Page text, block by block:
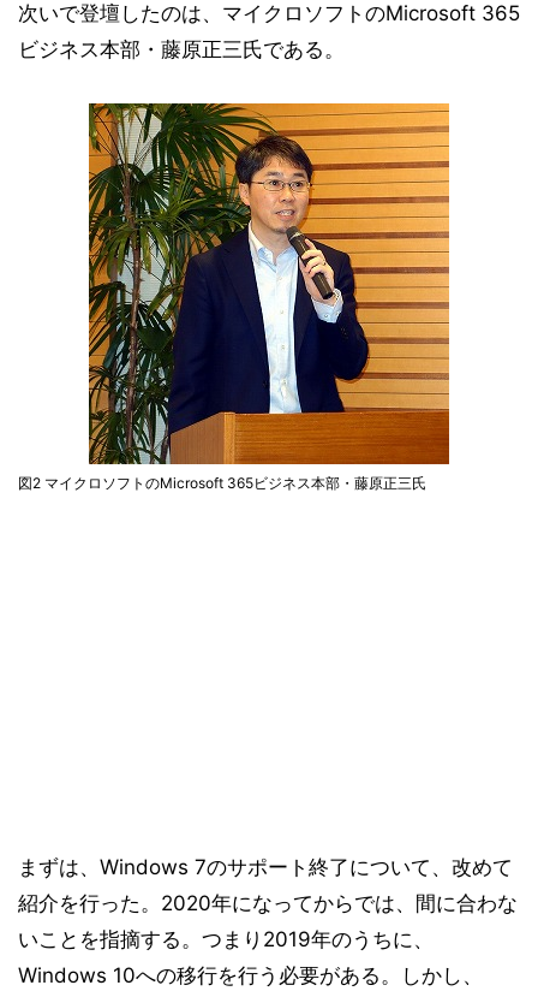
次いで登壇したのは、マイクロソフトのMicrosoft 365
ビジネス本部・藤原正三氏である。
図2 マイクロソフトのMicrosoft 365ビジネス本部・藤原正三氏
まずは、Windows 7のサポート終了について、改めて
紹介を行った。2020年になってからでは、間に合わな
いことを指摘する。つまり2019年のうちに、
Windows 10への移行を行う必要がある。しかし、